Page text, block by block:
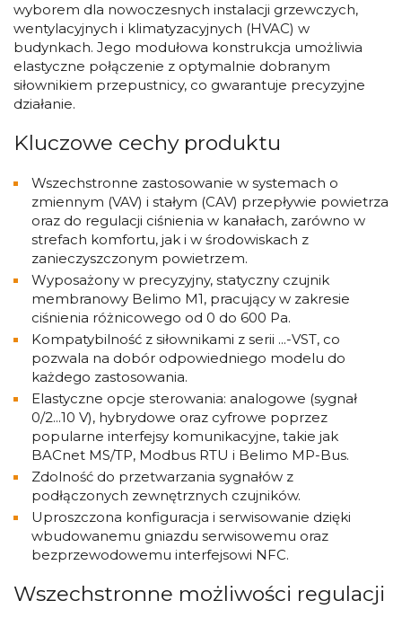
wyborem dla nowoczesnych instalacji grzewczych,
wentylacyjnych i klimatyzacyjnych (HVAC) w
budynkach. Jego modułowa konstrukcja umożliwia
elastyczne połączenie z optymalnie dobranym
siłownikiem przepustnicy, co gwarantuje precyzyjne
działanie.
Kluczowe cechy produktu
Wszechstronne zastosowanie w systemach o
zmiennym (VAV) i stałym (CAV) przepływie powietrza
oraz do regulacji ciśnienia w kanałach, zarówno w
strefach komfortu, jak i w środowiskach z
zanieczyszczonym powietrzem.
Wyposażony w precyzyjny, statyczny czujnik
membranowy Belimo M1, pracujący w zakresie
ciśnienia różnicowego od 0 do 600 Pa.
Kompatybilność z siłownikami z serii ...-VST, co
pozwala na dobór odpowiedniego modelu do
każdego zastosowania.
Elastyczne opcje sterowania: analogowe (sygnał
0/2...10 V), hybrydowe oraz cyfrowe poprzez
popularne interfejsy komunikacyjne, takie jak
BACnet MS/TP, Modbus RTU i Belimo MP-Bus.
Zdolność do przetwarzania sygnałów z
podłączonych zewnętrznych czujników.
Uproszczona konfiguracja i serwisowanie dzięki
wbudowanemu gniazdu serwisowemu oraz
bezprzewodowemu interfejsowi NFC.
Wszechstronne możliwości regulacji